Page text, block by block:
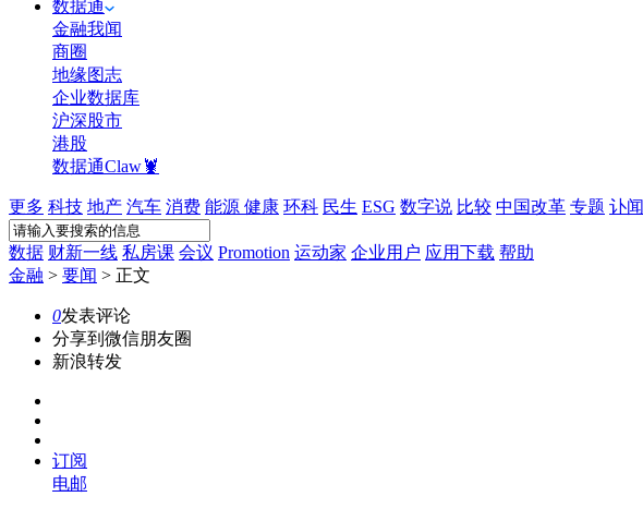
数据通
金融我闻
商圈
地缘图志
企业数据库
沪深股市
港股
数据通Claw🦞
更多 科技 地产 汽车 消费 能源 健康 环科 民生 ESG 数字说 比较 中国改革 专题 讣闻
数据 财新一线 私房课 会议 Promotion 运动家 企业用户 应用下载 帮助
金融 > 要闻 > 正文
0发表评论
分享到微信朋友圈
新浪转发
订阅
电邮